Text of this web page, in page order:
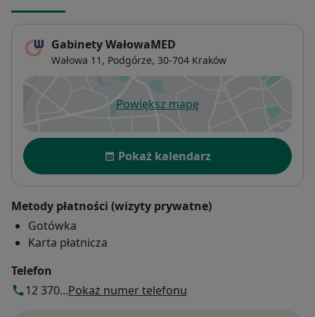
Gabinety WałowaMED
Wałowa 11, Podgórze, 30-704 Kraków
Powiększ mapęotwiera się w nowej karcie
Dostępność
Pokaż kalendarz
Metody płatności (wizyty prywatne)
Gotówka
Karta płatnicza
Telefon
12 370...Pokaż numer telefonu